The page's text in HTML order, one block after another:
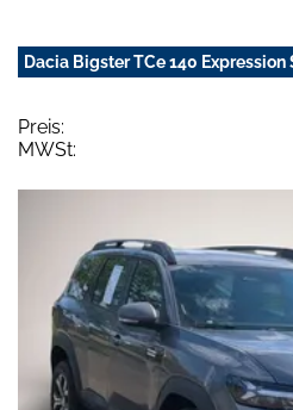
Dacia Bigster TCe 140 Expression
Preis:
MWSt: